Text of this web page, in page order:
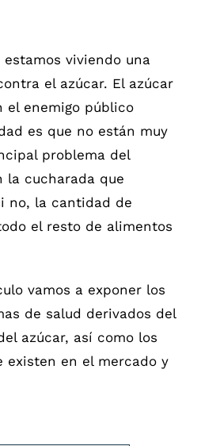
viviendo una
el azúcar. El azúcar
el enemigo público
es que no están muy
problema del
la cucharada que
no, la cantidad de
el resto de alimentos
vamos a exponer los
de salud derivados del
azúcar, así como los
existen en el mercado y